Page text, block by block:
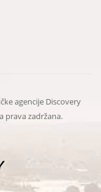
agencije Discovery
prava zadržana.